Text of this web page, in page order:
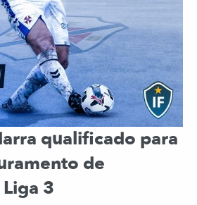
qualificado para
de
3